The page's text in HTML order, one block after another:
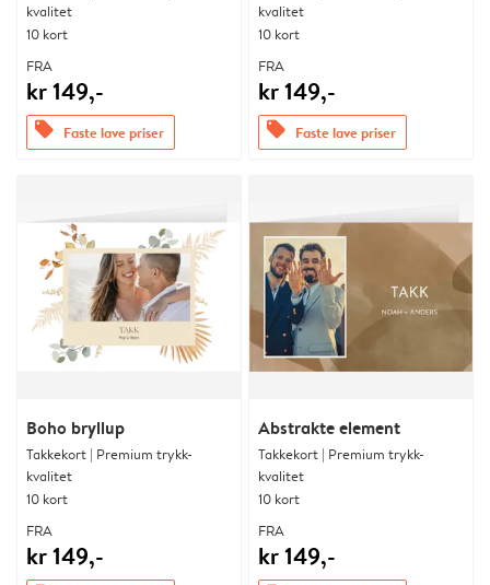
kvalitet
10 kort
FRA
kr 149,-
offers Faste lave priser
kvalitet
10 kort
FRA
kr 149,-
offers Faste lave priser
Boho bryllup
Takkekort | Premium trykk-
kvalitet
10 kort
FRA
kr 149,-
Abstrakte element
Takkekort | Premium trykk-
kvalitet
10 kort
FRA
kr 149,-